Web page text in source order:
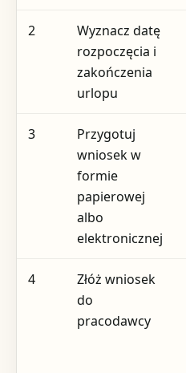
2
Wyznacz datę
rozpoczęcia i
zakończenia
urlopu
3
Przygotuj
wniosek w
formie
papierowej
albo
elektronicznej
4
Złóż wniosek
do
pracodawcy